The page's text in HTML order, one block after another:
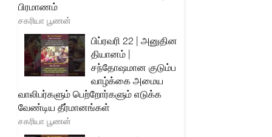
பிரமாணம்
சகரியா பூணன்
பிப்ரவரி 22 | அனுதின
தியானம் |
சந்தோஷமான குடும்ப
வாழ்க்கை அமைய
வாலிபர்களும் பெற்றோர்களும் எடுக்க
வேண்டிய தீர்மானங்கள்
சகரியா பூணன்